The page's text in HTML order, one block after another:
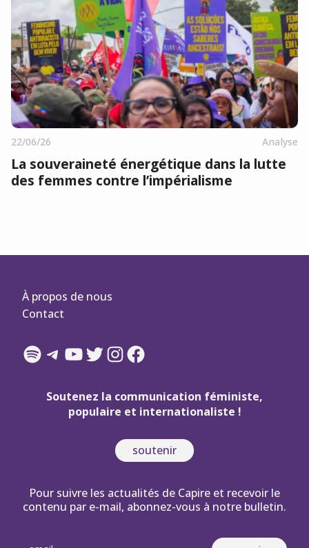
22/06/26 Analyse
La souveraineté énergétique dans la lutte
des femmes contre l’impérialisme
À propos de nous
Contact
Spotify
Telegram
YouTube
Twitter
Instagram
Facebook
Soutenez la communication féministe,
populaire et internationaliste !
soutenir
Pour suivre les actualités de Capire et recevoir le
contenu par e-mail, abonnez-vous à notre bulletin.